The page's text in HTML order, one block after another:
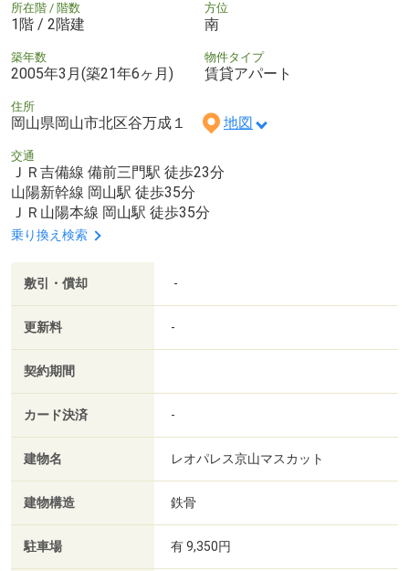
所在階 / 階数
1階 / 2階建
方位
南
築年数
2005年3月(築21年6ヶ月)
物件タイプ
賃貸アパート
住所
岡山県岡山市北区谷万成１ 地図
交通
ＪＲ吉備線 備前三門駅 徒歩23分
山陽新幹線 岡山駅 徒歩35分
ＪＲ山陽本線 岡山駅 徒歩35分
乗り換え検索
敷引・償却 -
更新料 -
契約期間
カード決済 -
建物名 レオパレス京山マスカット
建物構造 鉄骨
駐車場 有 9,350円